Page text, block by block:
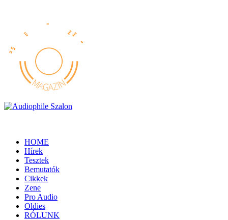
HOME
Hírek
Tesztek
Bemutatók
Cikkek
Zene
Pro Audio
Oldies
RÓLUNK